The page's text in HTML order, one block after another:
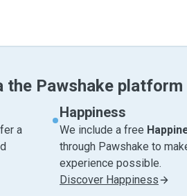
the Pawshake platform
a
Happiness
We include a free
through Pawshake to
experience possible.
Discover Happiness